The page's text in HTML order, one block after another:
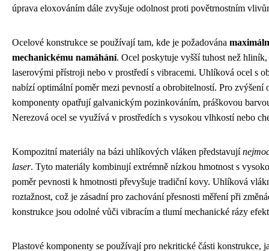
úprava eloxováním dále zvyšuje odolnost proti povětrnostním
Ocelové konstrukce se používají tam, kde je požadována
mechanickému namáhání. Ocel poskytuje vyšší tuhost než
laserovými přístroji nebo v prostředí s vibracemi. Uhlíková ocel s
nabízí optimální poměr mezi pevností a obrobitelností. Pro zvýšení
komponenty opatřují galvanickým pozinkováním, práškovou
Nerezová ocel se využívá v prostředích s vysokou vlhkostí nebo
Kompozitní materiály na bázi uhlíkových vláken představují
laser. Tyto materiály kombinují extrémně nízkou hmotnost s
poměr pevnosti k hmotnosti převyšuje tradiční kovy. Uhlíková
roztažnost, což je zásadní pro zachování přesnosti měření při
konstrukce jsou odolné vůči vibracím a tlumí mechanické rázy
Plastové komponenty se používají pro nekritické části konstrukce,